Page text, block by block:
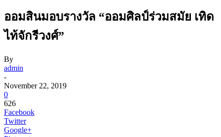
ออมสินมอบรางวัล “ออมศิลป์ร่วมสมัย เทิด
ไท้จักรีวงศ์”
By
admin
-
November 22, 2019
0
626
Facebook
Twitter
Google+